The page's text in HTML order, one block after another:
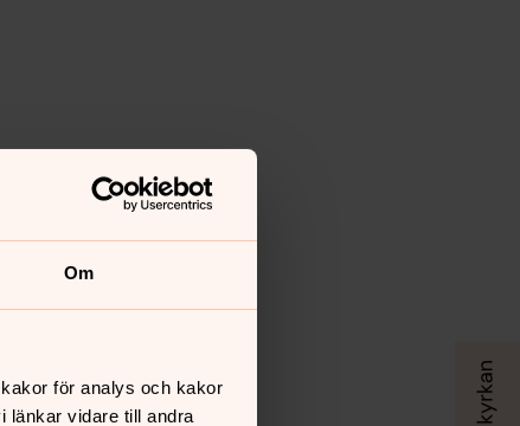
Om
för analys och kakor
länkar vidare till andra